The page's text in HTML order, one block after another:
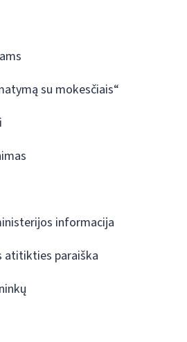
su mokesčiais“
informacija
atitikties paraiška